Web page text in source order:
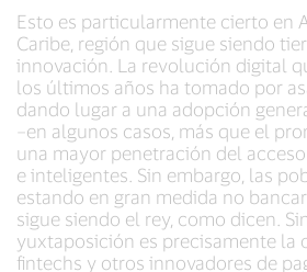
Esto es particularmente cierto en
Caribe, región que sigue siendo
innovación. La revolución digital
los últimos años ha tomado por
dando lugar a una adopción
–en algunos casos, más que el
una mayor penetración del
e inteligentes. Sin embargo, las
estando en gran medida no
sigue siendo el rey, como dicen.
yuxtaposición es precisamente la
fintechs y otros innovadores de